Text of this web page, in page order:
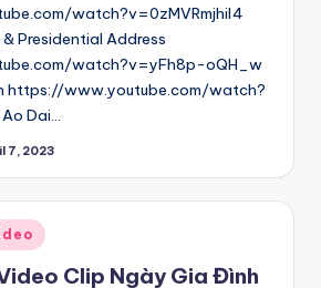
watch?v=0zMVRmjhil4
& Presidential Address
watch?v=yFh8p-oQH_w
https://www.youtube.com/watch?
Dai…
7, 2023
Clip Ngày Gia Đình